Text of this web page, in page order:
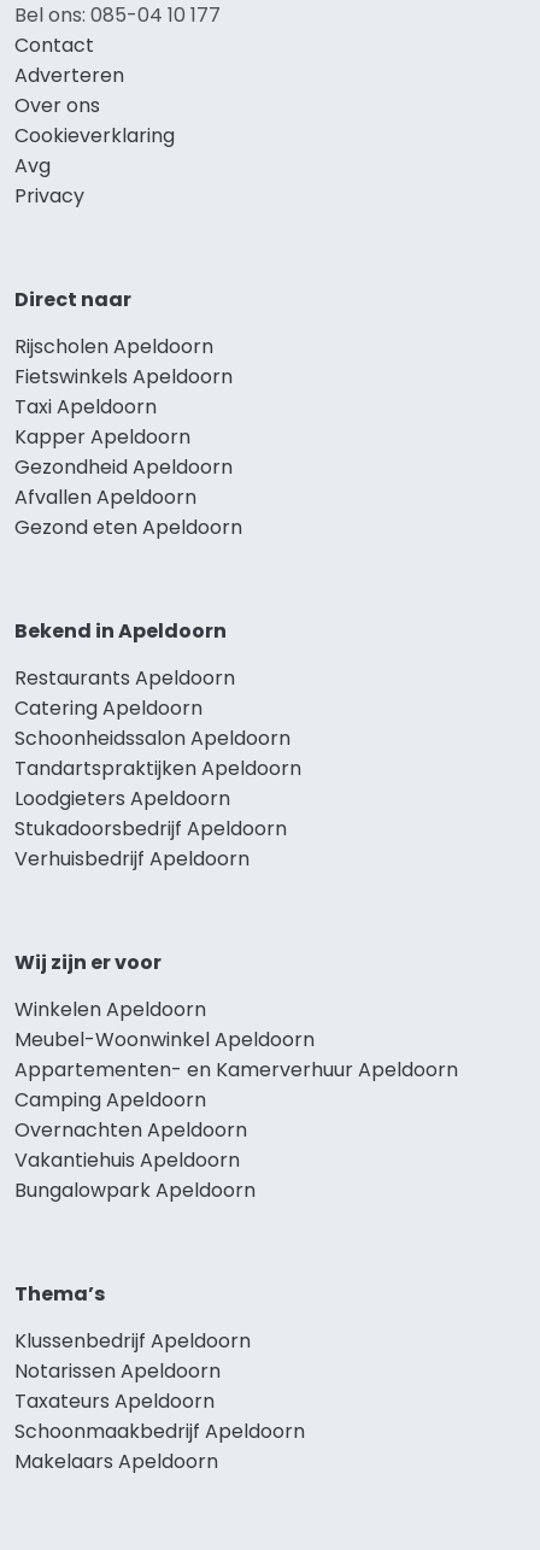
Bel ons: 085-04 10 177
Contact
Adverteren
Over ons
Cookieverklaring
Avg
Privacy
Direct naar
Rijscholen Apeldoorn
Fietswinkels Apeldoorn
Taxi Apeldoorn
Kapper Apeldoorn
Gezondheid Apeldoorn
Afvallen Apeldoorn
Gezond eten Apeldoorn
Bekend in Apeldoorn
Restaurants Apeldoorn
Catering Apeldoorn
Schoonheidssalon Apeldoorn
Tandartspraktijken Apeldoorn
Loodgieters Apeldoorn
Stukadoorsbedrijf Apeldoorn
Verhuisbedrijf Apeldoorn
Wij zijn er voor
Winkelen Apeldoorn
Meubel-Woonwinkel Apeldoorn
Appartementen- en Kamerverhuur Apeldoorn
Camping Apeldoorn
Overnachten Apeldoorn
Vakantiehuis Apeldoorn
Bungalowpark Apeldoorn
Thema’s
Klussenbedrijf Apeldoorn
Notarissen Apeldoorn
Taxateurs Apeldoorn
Schoonmaakbedrijf Apeldoorn
Makelaars Apeldoorn